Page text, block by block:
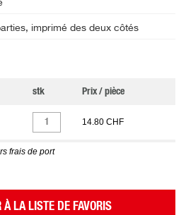
imprimé des deux côtés
stk Prix / pièce
14.80 CHF
frais de port
LA LISTE DE FAVORIS